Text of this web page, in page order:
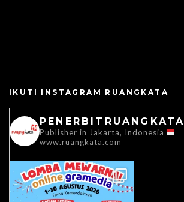
IKUTI INSTAGRAM RUANGKATA
PENERBITRUANGKATA
Publisher in Jakarta, Indonesia
www.ruangkata.com